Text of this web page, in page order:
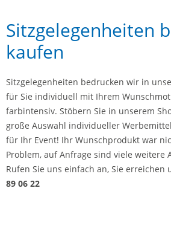
Sitzgelegenheiten
kaufen
Sitzgelegenheiten bedrucken wir in
für Sie individuell mit Ihrem
farbintensiv. Stöbern Sie in unserem
große Auswahl individueller
für Ihr Event! Ihr Wunschprodukt war
Problem, auf Anfrage sind viele weitere
Rufen Sie uns einfach an, Sie erreichen
89 06 22